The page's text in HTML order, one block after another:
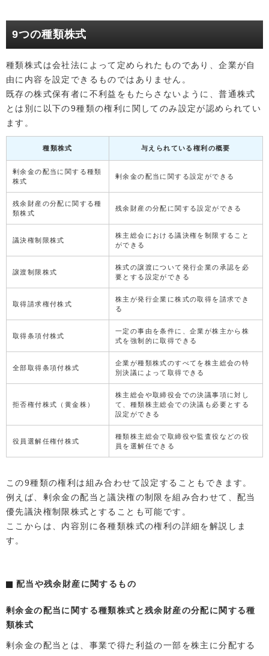
9つの種類株式
種類株式は会社法によって定められたものであり、企業が自
由に内容を設定できるものではありません。
既存の株式保有者に不利益をもたらさないように、普通株式
とは別に以下の9種類の権利に関してのみ設定が認められてい
ます。
種類株式 与えられている権利の概要
剰余金の配当に関する種類
株式
剰余金の配当に関する設定ができる
残余財産の分配に関する種
類株式
残余財産の分配に関する設定ができる
議決権制限株式
株主総会における議決権を制限すること
ができる
譲渡制限株式
株式の譲渡について発行企業の承認を必
要とする設定ができる
取得請求権付株式
株主が発行企業に株式の取得を請求でき
る
取得条項付株式
一定の事由を条件に、企業が株主から株
式を強制的に取得できる
全部取得条項付株式
企業が種類株式のすべてを株主総会の特
別決議によって取得できる
拒否権付株式（黄金株）
株主総会や取締役会での決議事項に対し
て、種類株主総会での決議も必要とする
設定ができる
役員選解任権付株式
種類株主総会で取締役や監査役などの役
員を選解任できる
この9種類の権利は組み合わせて設定することもできます。
例えば、剰余金の配当と議決権の制限を組み合わせて、配当
優先議決権制限株式とすることも可能です。
ここからは、内容別に各種類株式の権利の詳細を解説しま
す。
配当や残余財産に関するもの
剰余金の配当に関する種類株式と残余財産の分配に関する種
類株式
剰余金の配当とは、事業で得た利益の一部を株主に分配する